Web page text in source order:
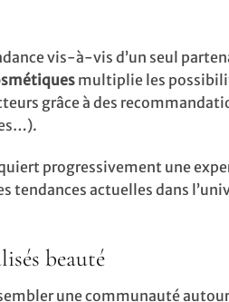
vis-à-vis d’un seul
multiplie les
grâce à des
progressivement une
actuelles dans
beauté
une communauté autour